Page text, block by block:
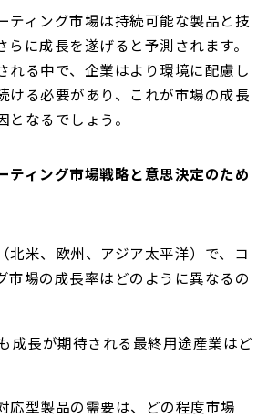
ティング市場は持続可能な製品と技
らに成長を遂げると予測されます。
れる中で、企業はより環境に配慮し
ける必要があり、これが市場の成長
なるでしょう。
ティング市場戦略と意思決定のため
北米、欧州、アジア太平洋）で、コ
市場の成長率はどのように異なるの
成長が期待される最終用途産業はど
応型製品の需要は、どの程度市場